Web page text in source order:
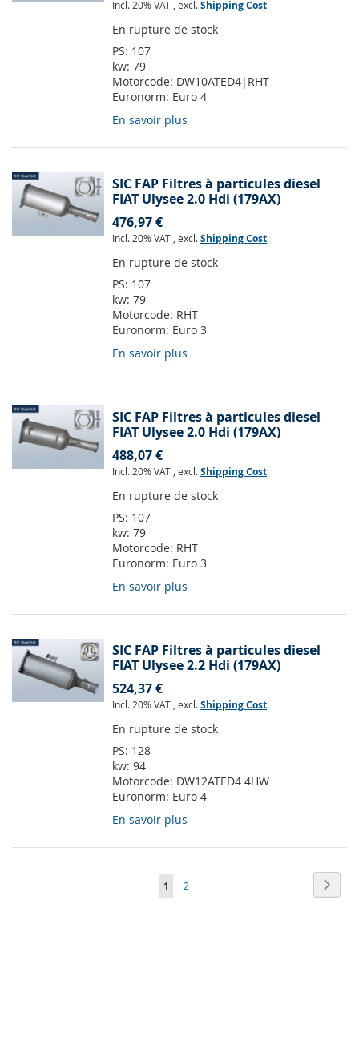
Incl. 20% VAT , excl.Shipping Cost
En rupture de stock
PS: 107
kw: 79
Motorcode: DW10ATED4|RHT
Euronorm: Euro 4
En savoir plus
SIC FAP Filtres à particules diesel
FIAT Ulysee 2.0 Hdi (179AX)
476,97 €
Incl. 20% VAT , excl.Shipping Cost
En rupture de stock
PS: 107
kw: 79
Motorcode: RHT
Euronorm: Euro 3
En savoir plus
SIC FAP Filtres à particules diesel
FIAT Ulysee 2.0 Hdi (179AX)
488,07 €
Incl. 20% VAT , excl.Shipping Cost
En rupture de stock
PS: 107
kw: 79
Motorcode: RHT
Euronorm: Euro 3
En savoir plus
SIC FAP Filtres à particules diesel
FIAT Ulysee 2.2 Hdi (179AX)
524,37 €
Incl. 20% VAT , excl.Shipping Cost
En rupture de stock
PS: 128
kw: 94
Motorcode: DW12ATED4 4HW
Euronorm: Euro 4
En savoir plus
Page
Vous
1 Page
2